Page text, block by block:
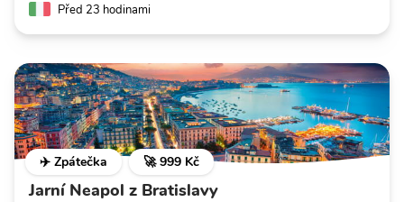
Před 23 hodinami
✈️ Zpátečka 🚀 999 Kč
Jarní Neapol z Bratislavy